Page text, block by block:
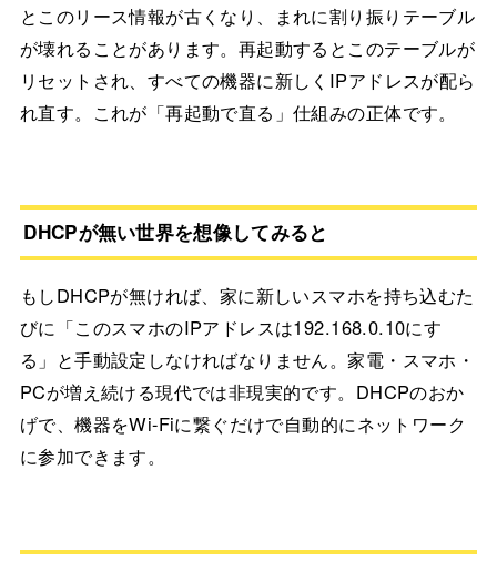
とこのリース情報が古くなり、まれに割り振りテーブル
が壊れることがあります。再起動するとこのテーブルが
リセットされ、すべての機器に新しくIPアドレスが配ら
れ直す。これが「再起動で直る」仕組みの正体です。
DHCPが無い世界を想像してみると
もしDHCPが無ければ、家に新しいスマホを持ち込むた
びに「このスマホのIPアドレスは192.168.0.10にす
る」と手動設定しなければなりません。家電・スマホ・
PCが増え続ける現代では非現実的です。DHCPのおか
げで、機器をWi-Fiに繋ぐだけで自動的にネットワーク
に参加できます。